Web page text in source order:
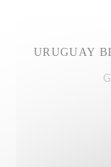
URUGUAY